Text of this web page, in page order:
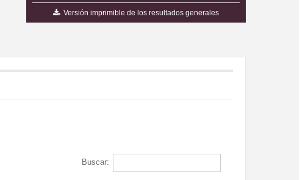
Versión imprimible de los resultados generales
Buscar: